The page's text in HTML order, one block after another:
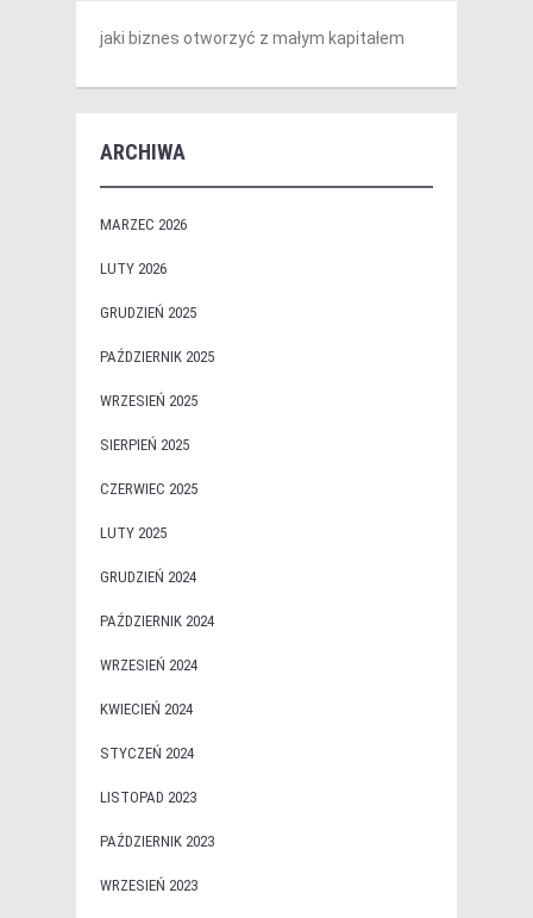
jaki biznes otworzyć z małym kapitałem
ARCHIWA
MARZEC 2026
LUTY 2026
GRUDZIEŃ 2025
PAŹDZIERNIK 2025
WRZESIEŃ 2025
SIERPIEŃ 2025
CZERWIEC 2025
LUTY 2025
GRUDZIEŃ 2024
PAŹDZIERNIK 2024
WRZESIEŃ 2024
KWIECIEŃ 2024
STYCZEŃ 2024
LISTOPAD 2023
PAŹDZIERNIK 2023
WRZESIEŃ 2023